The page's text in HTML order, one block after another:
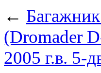
←
(Dromader
2005 г.в. 5-